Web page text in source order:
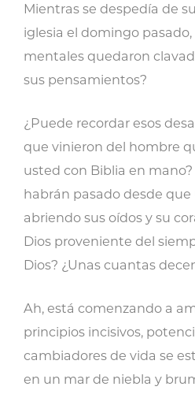
Mientras se despedía de
iglesia el domingo
mentales quedaron
sus pensamientos?
¿Puede recordar esos
que vinieron del hombre
usted con Biblia en
habrán pasado desde que
abriendo sus oídos y su
Dios proveniente del
Dios? ¿Unas cuantas
Ah, está comenzando a
principios incisivos,
cambiadores de vida se
en un mar de niebla y